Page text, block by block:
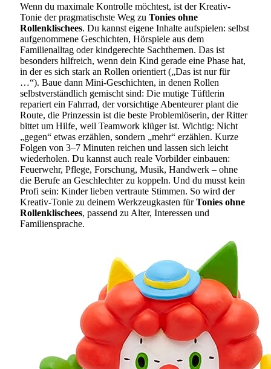
Wenn du maximale Kontrolle möchtest, ist der Kreativ-
Tonie der pragmatischste Weg zu Tonies ohne
Rollenklischees. Du kannst eigene Inhalte aufspielen: selbst
aufgenommene Geschichten, Hörspiele aus dem
Familienalltag oder kindgerechte Sachthemen. Das ist
besonders hilfreich, wenn dein Kind gerade eine Phase hat,
in der es sich stark an Rollen orientiert („Das ist nur für
…“). Baue dann Mini-Geschichten, in denen Rollen
selbstverständlich gemischt sind: Die mutige Tüftlerin
repariert ein Fahrrad, der vorsichtige Abenteurer plant die
Route, die Prinzessin ist die beste Problemlöserin, der Ritter
bittet um Hilfe, weil Teamwork klüger ist. Wichtig: Nicht
„gegen“ etwas erzählen, sondern „mehr“ erzählen. Kurze
Folgen von 3–7 Minuten reichen und lassen sich leicht
wiederholen. Du kannst auch reale Vorbilder einbauen:
Feuerwehr, Pflege, Forschung, Musik, Handwerk – ohne
die Berufe an Geschlechter zu koppeln. Und du musst kein
Profi sein: Kinder lieben vertraute Stimmen. So wird der
Kreativ-Tonie zu deinem Werkzeugkasten fürTonies ohne
Rollenklischees, passend zu Alter, Interessen und
Familiensprache.